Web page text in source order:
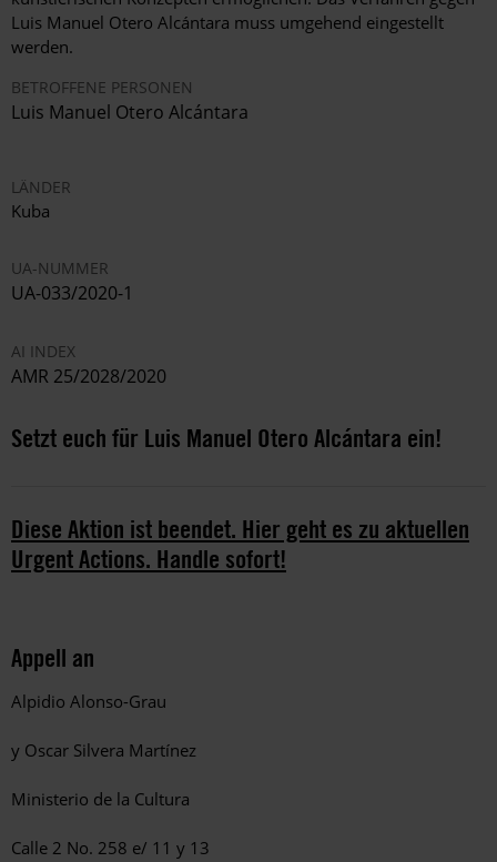
Luis Manuel Otero Alcántara muss umgehend eingestellt
werden.
BETROFFENE PERSONEN
Luis Manuel Otero Alcántara
LÄNDER
Kuba
UA-NUMMER
UA-033/2020-1
AI INDEX
AMR 25/2028/2020
Setzt euch für Luis Manuel Otero Alcántara ein!
Diese Aktion ist beendet. Hier geht es zu aktuellen
Urgent Actions. Handle sofort!
Appell an
Alpidio Alonso-Grau
y Oscar Silvera Martínez
Ministerio de la Cultura
Calle 2 No. 258 e/ 11 y 13